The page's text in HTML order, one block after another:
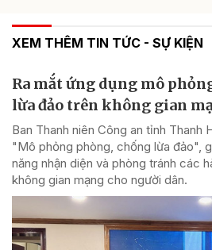
XEM THÊM TIN TỨC - SỰ KIỆN
Ra mắt ứng dụng mô
lừa đảo trên không gian
Ban Thanh niên Công an tỉnh Thanh
"Mô phỏng phòng, chống lừa đảo",
năng nhận diện và phòng tránh các
không gian mạng cho người dân.